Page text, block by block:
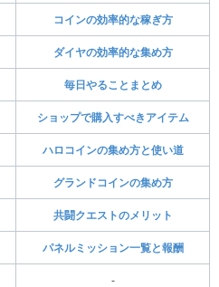
コインの効率的な稼ぎ方
ダイヤの効率的な集め方
毎日やることまとめ
ショップで購入すべきアイテム
ハロコインの集め方と使い道
グランドコインの集め方
共闘クエストのメリット
パネルミッション一覧と報酬
-